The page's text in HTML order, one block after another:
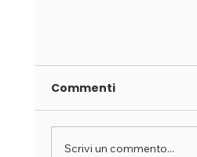
Commenti
Scrivi un commento...